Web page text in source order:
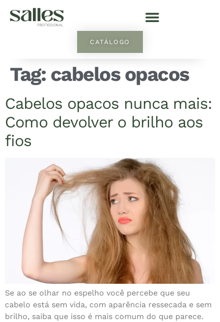
CATÁLOGO
Tag: cabelos opacos
Cabelos opacos nunca mais:
Como devolver o brilho aos
fios
Se ao se olhar no espelho você percebe que seu
cabelo está sem vida, com aparência ressecada e sem
brilho, saiba que isso é mais comum do que parece.